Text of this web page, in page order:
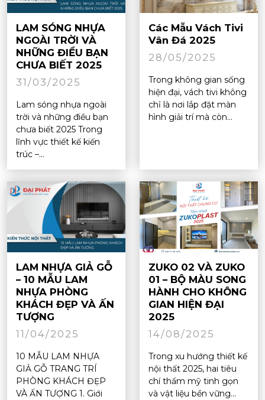
LAM SÓNG NHỰA
NGOÀI TRỜI VÀ
NHỮNG ĐIỀU BẠN
CHƯA BIẾT 2025
31/03/2025
Lam sóng nhựa ngoài
trời và những điều bạn
chưa biết 2025 Trong
lĩnh vực thiết kế kiến
trúc –...
Các Mẫu Vách Tivi
Vân Đá 2025
28/05/2025
Trong không gian sống
hiện đại, vách tivi không
chỉ là nơi lắp đặt màn
hình giải trí mà còn...
LAM NHỰA GIẢ GỖ
– 10 MẪU LAM
NHỰA PHÒNG
KHÁCH ĐẸP VÀ ẤN
TƯỢNG
11/04/2025
10 MẪU LAM NHỰA
GIẢ GỖ TRANG TRÍ
PHÒNG KHÁCH ĐẸP
VÀ ẤN TƯỢNG 1. Giới
ZUKO 02 VÀ ZUKO
01 – BỘ MÀU SONG
HÀNH CHO KHÔNG
GIAN HIỆN ĐẠI
2025
14/08/2025
Trong xu hướng thiết kế
nội thất 2025, hai tiêu
chí thẩm mỹ tinh gọn
và vật liệu bền vững...